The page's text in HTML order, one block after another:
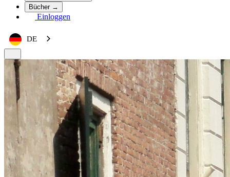
Bücher →
Einloggen
DE